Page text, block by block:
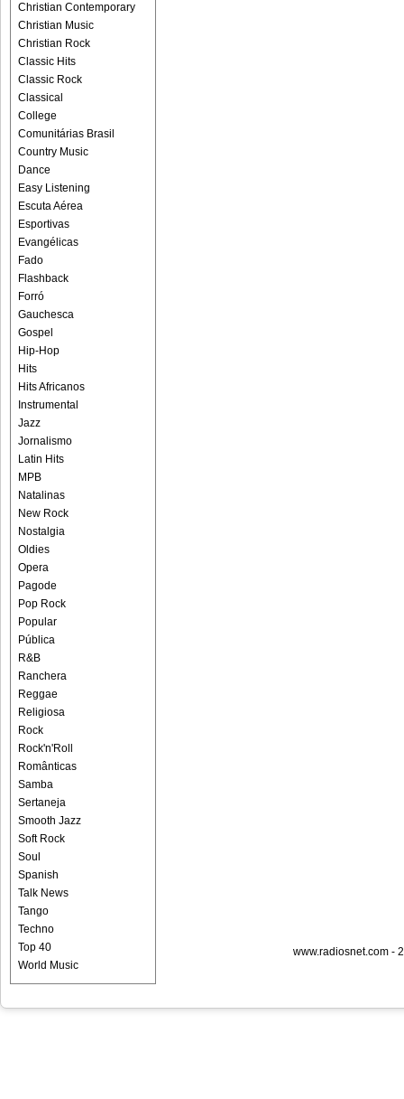
Christian Contemporary
Christian Music
Christian Rock
Classic Hits
Classic Rock
Classical
College
Comunitárias Brasil
Country Music
Dance
Easy Listening
Escuta Aérea
Esportivas
Evangélicas
Fado
Flashback
Forró
Gauchesca
Gospel
Hip-Hop
Hits
Hits Africanos
Instrumental
Jazz
Jornalismo
Latin Hits
MPB
Natalinas
New Rock
Nostalgia
Oldies
Opera
Pagode
Pop Rock
Popular
Pública
R&B
Ranchera
Reggae
Religiosa
Rock
Rock'n'Roll
Românticas
Samba
Sertaneja
Smooth Jazz
Soft Rock
Soul
Spanish
Talk News
Tango
Techno
Top 40
World Music
www.radiosnet.com -